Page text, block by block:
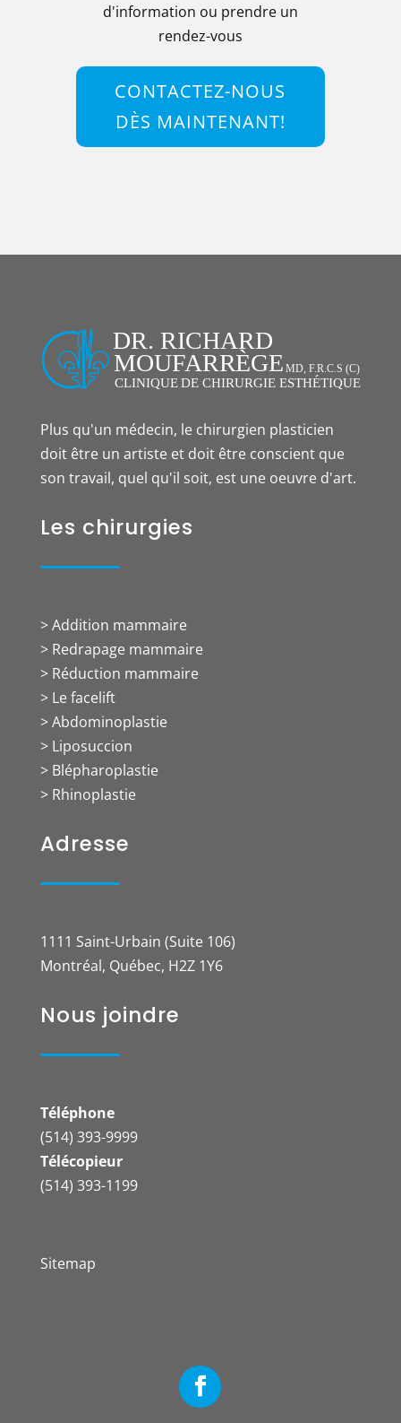
d'information ou prendre un
rendez-vous
CONTACTEZ-NOUS
DÈS MAINTENANT!
Plus qu'un médecin, le chirurgien plasticien
doit être un artiste et doit être conscient que
son travail, quel qu'il soit, est une oeuvre d'art.
Les chirurgies
> Addition mammaire
> Redrapage mammaire
> Réduction mammaire
> Le facelift
> Abdominoplastie
> Liposuccion
> Blépharoplastie
> Rhinoplastie
Adresse
1111 Saint-Urbain (Suite 106)
Montréal, Québec, H2Z 1Y6
Nous joindre
Téléphone
(514) 393-9999
Télécopieur
(514) 393-1199
Sitemap